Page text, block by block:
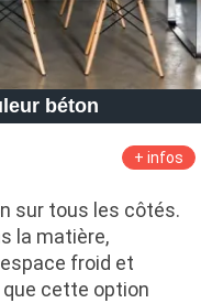
béton
+ infos
sur tous les côtés.
la matière,
froid et
cette option